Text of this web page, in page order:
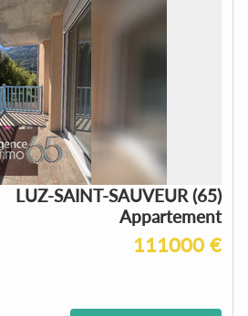
LUZ-SAINT-SAUVEUR (65)
Appartement
111000 €